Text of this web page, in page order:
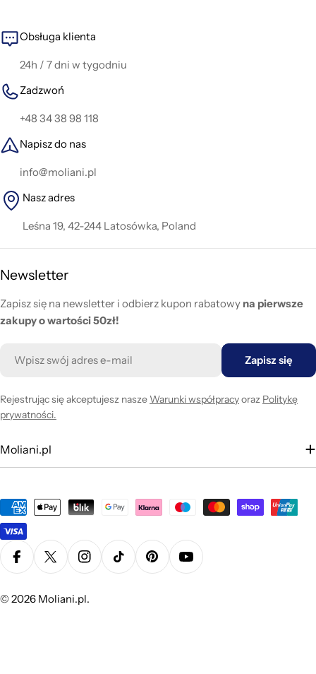
Obsługa klienta
24h / 7 dni w tygodniu
Zadzwoń
+48 34 38 98 118
Napisz do nas
info@moliani.pl
Nasz adres
Leśna 19, 42-244 Latosówka, Poland
Newsletter
Zapisz się na newsletter i odbierz kupon rabatowy na pierwsze
zakupy o wartości 50zł!
mail
Zapisz się
Rejestrując się akceptujesz nasze Warunki współpracyoraz Politykę
prywatności.
Moliani.pl
Metody
płatności
FacebookX (Twitter)InstagramTikTokPinterestYouTube
© 2026 Moliani.pl.